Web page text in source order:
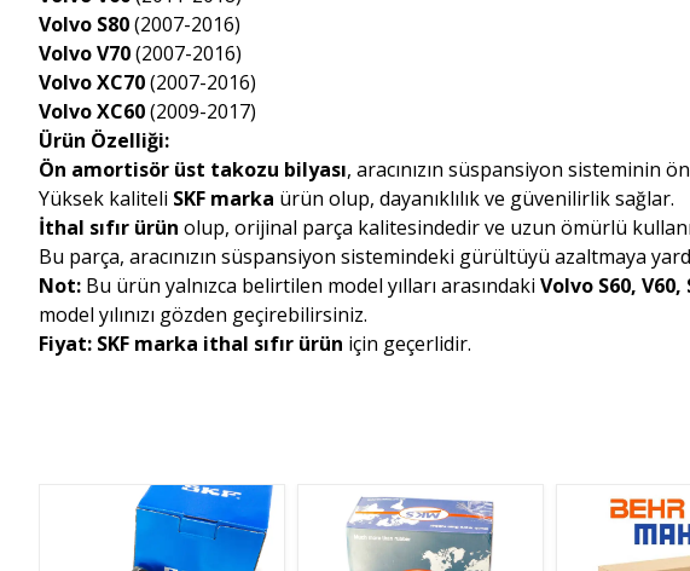
Volvo S80(2007-2016)
Volvo V70(2007-2016)
Volvo XC70(2007-2016)
Volvo XC60(2009-2017)
Ürün Özelliği:
Ön amortisör üst takozu bilyası, aracınızın süspansiyon sisteminin
Yüksek kaliteli SKF marka ürün olup, dayanıklılık ve güvenilirlik sağlar.
İthal sıfır ürün olup, orijinal parça kalitesindedir ve uzun ömürlü
Bu parça, aracınızın süspansiyon sistemindeki gürültüyü azaltmaya
Not: Bu ürün yalnızca belirtilen model yılları arasındaki Volvo S60, V60,
model yılınızı gözden geçirebilirsiniz.
Fiyat: SKF marka ithal sıfır ürün için geçerlidir.